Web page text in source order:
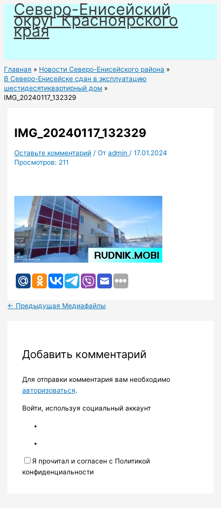
Перейти
содержимому
Северо-Енисейский
округ Красноярского
края
Главная
Новости Северо-Енисейского района
В Северо-Енисейске сдан в эксплуатацию
шестидесятиквартирный дом
IMG_20240117_132329
IMG_20240117_132329
Оставьте комментарий / Отadmin /17.01.2024
Просмотров: 211
← Предыдущая Медиафайлы
Добавить комментарий
Для отправки комментария вам необходимо
авторизоваться.
Войти, используя социальный аккаунт
Я прочитал и согласен с Политикой
конфиденциальности